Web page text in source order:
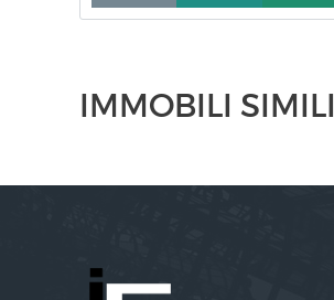
IMMOBILI SIMILI